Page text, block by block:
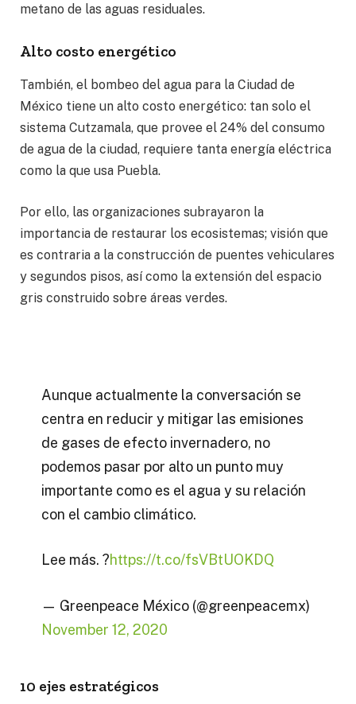
metano de las aguas residuales.
Alto costo energético
También, el bombeo del agua para la Ciudad de
México tiene un alto costo energético: tan solo el
sistema Cutzamala, que provee el 24% del consumo
de agua de la ciudad, requiere tanta energía eléctrica
como la que usa Puebla.
Por ello, las organizaciones subrayaron la
importancia de restaurar los ecosistemas; visión que
es contraria a la construcción de puentes vehiculares
y segundos pisos, así como la extensión del espacio
gris construido sobre áreas verdes.
Aunque actualmente la conversación se
centra en reducir y mitigar las emisiones
de gases de efecto invernadero, no
podemos pasar por alto un punto muy
importante como es el agua y su relación
con el cambio climático.
Lee más. ?https://t.co/fsVBtUOKDQ
— Greenpeace México (@greenpeacemx)
November 12, 2020
10 ejes estratégicos